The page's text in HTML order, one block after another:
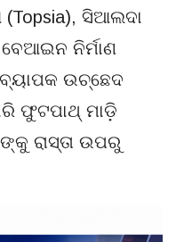
ସିଆଲଦା
ନିର୍ମାଣ
ଉଚ୍ଛେଦ
ଫୁଟପାଥ୍ ମାଡ଼ି
ରାସ୍ତା ଉପରୁ